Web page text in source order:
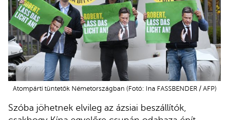
Atompárti tüntetők Németországban (Fotó: Ina FASSBENDER / AFP)
Szóba jöhetnek elvileg az ázsiai beszállítók,